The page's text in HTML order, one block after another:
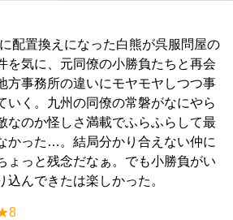
配置換えになった白熊が呉服問屋の
を気に、元同僚の小勝負たちと再会
方事務所の違いにモヤモヤしつつ事
いく。九州の同僚の常磐がなにやら
なのか怪しさ満載でふらふらして最
かった…。結局分かり合えない仲に
ょっと残念だなぁ。でも小勝負がい
込んできたは楽しかった。